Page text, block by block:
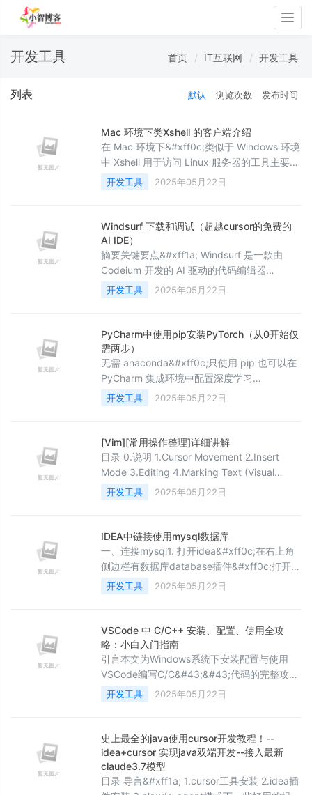
开发工具 首页 IT互联网 开发工具
列表 默认 浏览次数 发布时间
Mac 环境下类Xshell 的客户端介绍
在 Mac 环境下&#xff0c;类似于 Windows 环境
中 Xshell 用于访问 Linux 服务器的工具主要有
以下几种&#xff1a; SecureCRT&#xff1a; 官网
地址&#xff1a; 介绍&#xff1a;支持多种协议
开发工具 2025年05月22日
Windsurf 下载和调试（超越cursor的免费的
AI IDE）
摘要关键要点&#xff1a; Windsurf 是一款由
Codeium 开发的 AI 驱动的代码编辑器
&#xff0c;适合初学者和非程序员使用。 它提供
AI 辅助编码、自动完成、自然语言交互等功能
&#xff0c;支持 Mac、Windows 和
Linux&#xff0c;免费使用基本功能。 通过示例
项目&#xff08;如 Python 的 “H
开发工具 2025年05月22日
PyCharm中使用pip安装PyTorch（从0开始仅
需两步）
无需 anaconda&#xff0c;只使用 pip 也可以在
PyCharm 集成环境中配置深度学习
PyTorch。 本文全部信息及示范来自 PyTorch
官网。 以防你是super小白&#xff1a; PyCharm
&#xff0c;界面左下角竖排图标第四个。 1. 安装
前置包 numpypip install numpy 2.
开发工具 2025年05月22日
[Vim][常用操作整理]详细讲解
目录 0.说明 1.Cursor Movement 2.Insert
Mode 3.Editing 4.Marking Text (Visual
Mode) 5.Visual commands (In Visual mode)
6.Registers 7.Mark and Positions 8.Macros
开发工具 2025年05月22日
IDEA中链接使用mysql数据库
一、连接mysql1. 打开idea&#xff0c;在右上角
侧边栏有数据库database插件&#xff0c;打开侧
边栏点击加号-&gt;数据源&#xff0c;可以看到支
持很多数据库&#xff0c;选择mysql。2. 首次使
会报错。找到mysql&#xff0c;点击驱动程序文
件下面的加号&#xff0c;点击提供的驱动程序
&#xff0c;选择mysq
开发工具 2025年05月22日
VSCode 中 C/C++ 安装、配置、使用全攻
略：小白入门指南
引言本文为Windows系统下安装配置与使用
VSCode编写C/C&#43;&#43;代码的完整攻略
&#xff0c;示例机器为Windows11。 通过本文的
指导&#xff0c;你可以成功在Windows 机器上上
章开始之前&#xff0c;你可以先阅读下面这段话
&#xff0c;以便于对步骤有个大致的了解
&#xff1a; 首先&#xff
开发工具 2025年05月22日
史上最全的java使用cursor开发教程！--
idea+cursor 实现java双端开发--接入最新
claude3.7模型
目录 导言&#xff1a; 1.cursor工具安装 2.idea插